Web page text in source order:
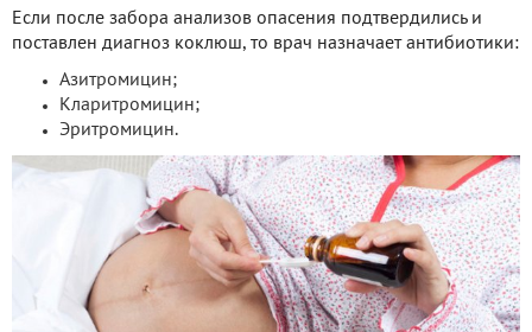
Если после забора анализов опасения подтвердились и
поставлен диагноз коклюш, то врач назначает антибиотики:
Азитромицин;
Кларитромицин;
Эритромицин.